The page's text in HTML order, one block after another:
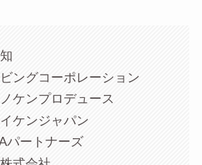
ングコーポレーション
ケンプロデュース
ケンジャパン
パートナーズ